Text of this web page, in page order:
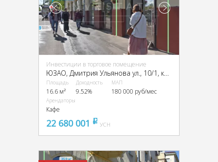
Инвестиции в торговое помещение
ЮЗАО, Дмитрия Ульянова ул., 10/1, кор. 1
Площадь
16.6 м²
Доходность
9.52%
МАП
180 000 руб/мес
Арендаторы
Кафе
22 680 001 pуб
УСН